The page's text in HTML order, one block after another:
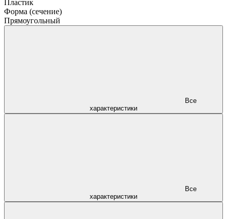
Пластик
Форма (сечение)
Прямоугольный
характеристики
характеристики